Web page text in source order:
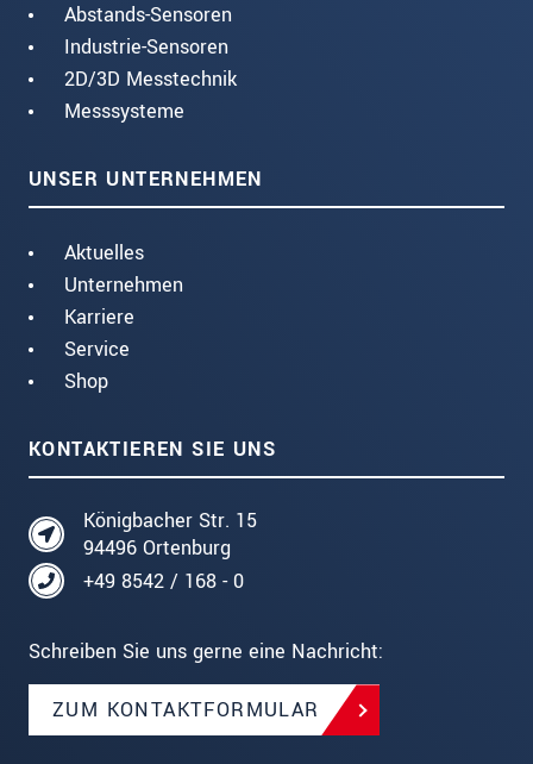
Abstands-Sensoren
Industrie-Sensoren
2D/3D Messtechnik
Messsysteme
UNSER UNTERNEHMEN
Aktuelles
Unternehmen
Karriere
Service
Shop
KONTAKTIEREN SIE UNS
Königbacher Str. 15
94496 Ortenburg
+49 8542 / 168 - 0
Schreiben Sie uns gerne eine Nachricht:
ZUM KONTAKTFORMULAR